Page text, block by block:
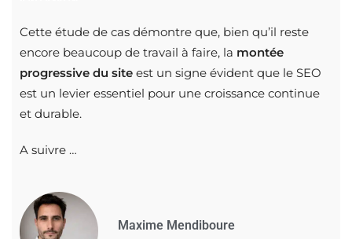
Cette étude de cas démontre que, bien qu’il reste
encore beaucoup de travail à faire, la montée
progressive du site est un signe évident que le SEO
est un levier essentiel pour une croissance continue
et durable.
A suivre …
Maxime Mendiboure